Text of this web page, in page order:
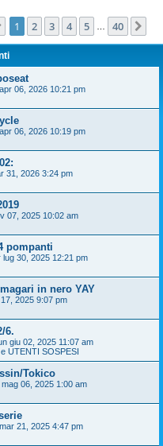
Pagina di 40
1 2 3 4 5 40
06, 2026 10:21 pm
06, 2026 10:19 pm
31, 2026 3:24 pm
07, 2025 10:02 am
pompanti
lug 30, 2025 12:21 pm
in nero YAY
2025 9:07 pm
6.
giu 02, 2025 11:07 am
UTENTI SOSPESI
Tokico
06, 2025 1:00 am
21, 2025 4:47 pm